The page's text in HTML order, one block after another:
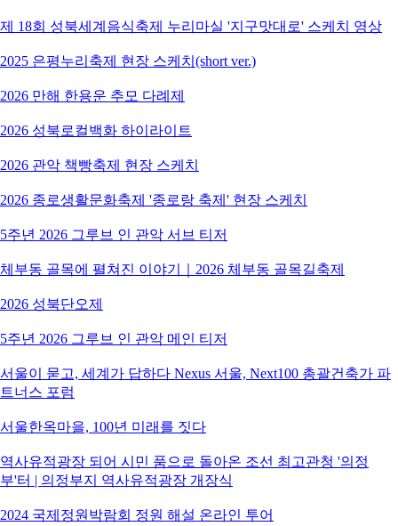
제 18회 성북세계음식축제 누리마실 '지구맛대로' 스케치 영상
2025 은평누리축제 현장 스케치(short ver.)
2026 만해 한용운 추모 다례제
2026 성북로컬백화 하이라이트
2026 관악 책빵축제 현장 스케치
2026 종로생활문화축제 '종로랑 축제' 현장 스케치
5주년 2026 그루브 인 관악 서브 티저
체부동 골목에 펼쳐진 이야기｜2026 체부동 골목길축제
2026 성북단오제
5주년 2026 그루브 인 관악 메인 티저
서울이 묻고, 세계가 답하다 Nexus 서울, Next100 총괄건축가 파
트너스 포럼
서울한옥마을, 100년 미래를 짓다
역사유적광장 되어 시민 품으로 돌아온 조선 최고관청 '의정
부'터 | 의정부지 역사유적광장 개장식
2024 국제정원박람회 정원 해설 온라인 투어